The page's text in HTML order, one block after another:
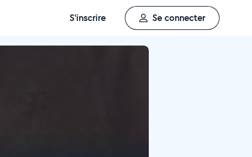
S'inscrire Se connecter